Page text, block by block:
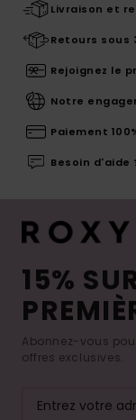
Livraison et
Retours sous
Rejoignez le
Notre
Paiement
Besoin d'aide
15%
Abonnez-vous
offres exclusives.